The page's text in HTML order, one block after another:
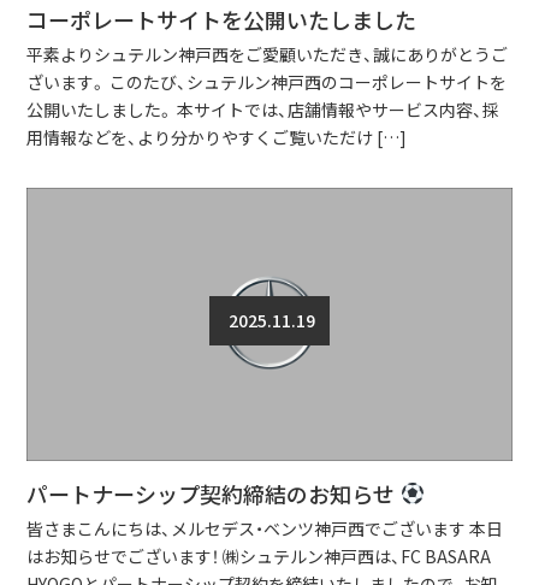
コーポレートサイトを公開いたしました
平素よりシュテルン神戸西をご愛顧いただき、誠にありがとうご
ざいます。 このたび、シュテルン神戸西のコーポレートサイトを
公開いたしました。 本サイトでは、店舗情報やサービス内容、採
用情報などを、より分かりやすくご覧いただけ […]
2025.11.19
パートナーシップ契約締結のお知らせ
皆さまこんにちは、メルセデス・ベンツ神戸西でございます 本日
はお知らせでございます！ ㈱シュテルン神戸西は、FC BASARA